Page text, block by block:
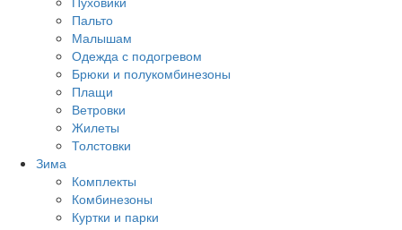
Пальто
Малышам
Одежда с подогревом
Брюки и полукомбинезоны
Плащи
Ветровки
Жилеты
Толстовки
Зима
Комплекты
Комбинезоны
Куртки и парки